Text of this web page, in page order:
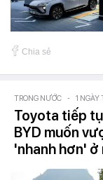
Chia sẻ
TRONG NƯỚC - 1 NGÀY
Toyota tiếp
BYD muốn
'nhanh hơn'